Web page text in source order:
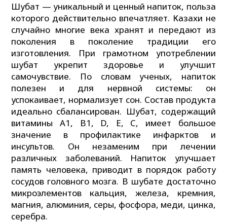
Шубат — уникальный и ценный напиток, польза
которого действительно впечатляет. Казахи не
случайно многие века хранят и передают из
поколения в поколение традиции его
изготовления. При грамотном употреблении
шубат укрепит здоровье и улучшит
самочувствие. По словам ученых, напиток
полезен и для нервной системы: он
успокаивает, нормализует сон. Состав продукта
идеально сбалансирован. Шубат, содержащий
витамины А1, В1, D, E, C, имеет большое
значение в профилактике инфарктов и
инсультов. Он незаменим при лечении
различных заболеваний. Напиток улучшает
память человека, приводит в порядок работу
сосудов головного мозга. В шубате достаточно
микроэлементов кальция, железа, кремния,
магния, алюминия, серы, фосфора, меди, цинка,
серебра.